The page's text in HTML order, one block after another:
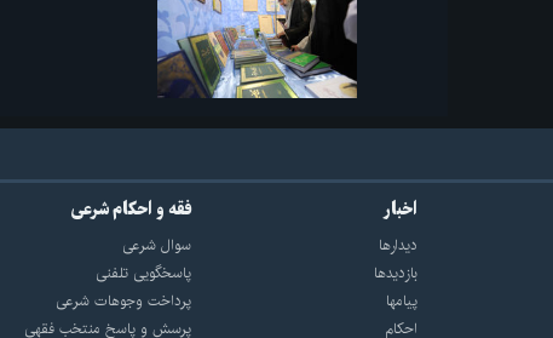
اخبار
دیدارها
بازديدها
پيامها
احكام
فقه و احکام شرعی
سوال شرعی
پاسخگویی تلفنی
پرداخت وجوهات شرعی
پرسش و پاسخ منتخب فقهی